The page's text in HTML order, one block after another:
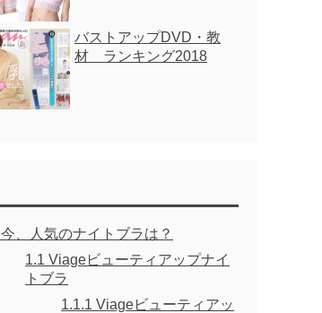
バストアップDVD・教
材 ランキング2018
今、人気のナイトブラは？
1.1 Viageビューティアップナイ
トブラ
1.1.1 Viageビューティアッ